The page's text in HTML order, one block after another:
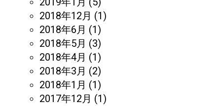
2018年12月 (1)
2018年6月 (1)
2018年5月 (3)
2018年4月 (1)
2018年3月 (2)
2018年1月 (1)
2017年12月 (1)